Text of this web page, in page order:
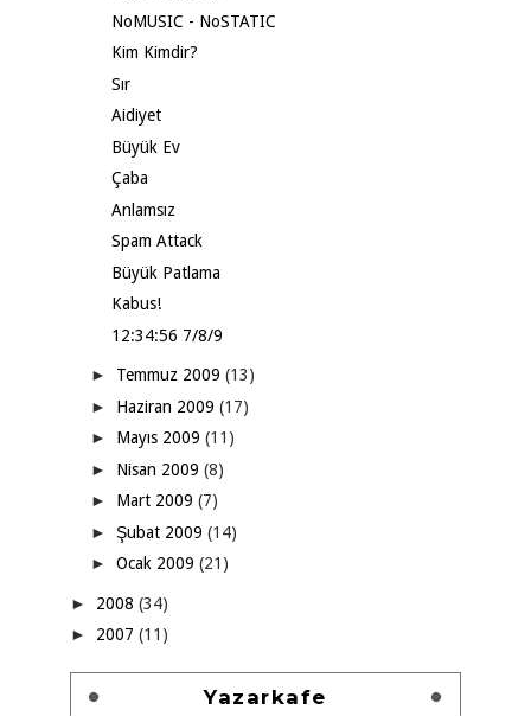
NoMUSIC - NoSTATIC
Kim Kimdir?
Sır
Aidiyet
Büyük Ev
Çaba
Anlamsız
Spam Attack
Büyük Patlama
Kabus!
12:34:56 7/8/9
► Temmuz 2009 (13)
► Haziran 2009 (17)
► Mayıs 2009 (11)
► Nisan 2009 (8)
► Mart 2009 (7)
► Şubat 2009 (14)
► Ocak 2009 (21)
► 2008 (34)
► 2007 (11)
Yazarkafe